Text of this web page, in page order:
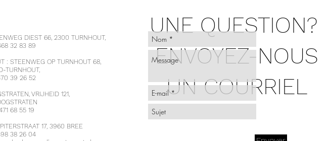
DIEST 66, 2300 TURNHOUT,
32 83 89
: STEENWEG OP TURNHOUT 68,
TURNHOUT,
39 26 52
VRIJHEID 121,
68 55 19
17, 3960 BREE
38 26 04
UNE QUESTION?
ENVOYEZ-NOUS
UN COURRIEL